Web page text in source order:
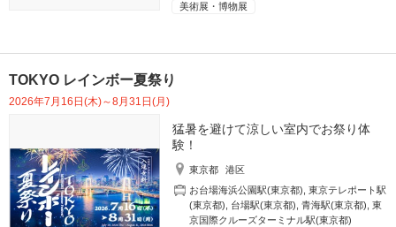
美術展・博物展
TOKYO レインボー夏祭り
2026年7月16日(木)～8月31日(月)
猛暑を避けて涼しい室内でお祭り体
験！
東京都
港区
お台場海浜公園駅(東京都) ,東京テレポート駅
(東京都)
台場駅(東京都) ,青海駅(東京都) ,東
京国際クルーズターミナル駅(東京都)